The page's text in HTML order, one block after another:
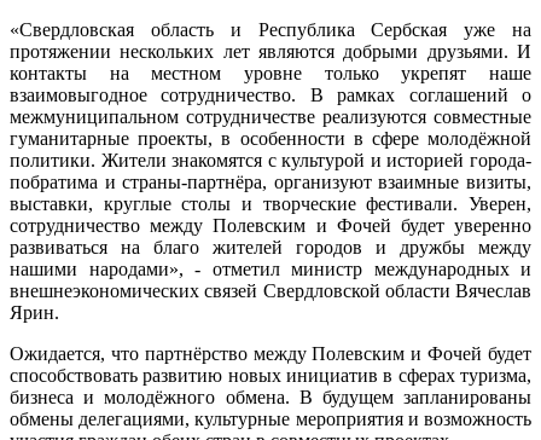
«Свердловская область и Республика Сербская уже на
протяжении нескольких лет являются добрыми друзьями. И
контакты на местном уровне только укрепят наше
взаимовыгодное сотрудничество. В рамках соглашений о
межмуниципальном сотрудничестве реализуются совместные
гуманитарные проекты, в особенности в сфере молодёжной
политики. Жители знакомятся с культурой и историей города-
побратима и страны-партнёра, организуют взаимные визиты,
выставки, круглые столы и творческие фестивали. Уверен,
сотрудничество между Полевским и Фочей будет уверенно
развиваться на благо жителей городов и дружбы между
нашими народами», - отметил министр международных и
внешнеэкономических связей Свердловской области Вячеслав
Ярин.
Ожидается, что партнёрство между Полевским и Фочей будет
способствовать развитию новых инициатив в сферах туризма,
бизнеса и молодёжного обмена. В будущем запланированы
обмены делегациями, культурные мероприятия и возможность